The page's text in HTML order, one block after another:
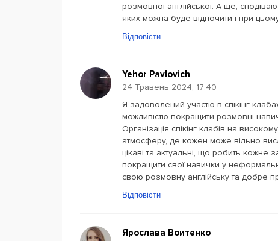
розмовної англійської. А ще,
яких можна буде відпочити і при
Відповісти
Yehor Pavlovich
24 Травень 2024, 17:40
Я задоволений участю в спікінг
можливістю покращити розмовні
Організація спікінг клабів на
атмосферу, де кожен може вільно
цікаві та актуальні, що робить кожне
покращити свої навички у
свою розмовну англійську та добре
Відповісти
Ярослава Воитенко